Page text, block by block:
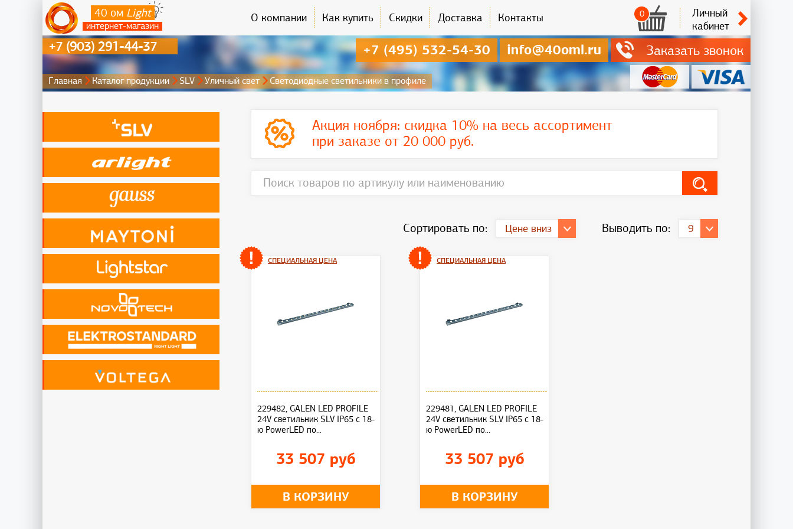
40 ом Light
интернет-магазин
О компании Как купить Скидки Доставка Контакты 0
Личный
кабинет
+7 (903) 291-44-37 +7 (495) 532-54-30 info@40oml.ru Заказать звонок
Главная Каталог продукции SLV Уличный свет Светодиодные светильники в профиле
Акция ноября: скидка 10% на весь ассортимент
при заказе от 20 000 руб.
Сортировать по: Цене вниз Выводить по: 9
СПЕЦИАЛЬНАЯ ЦЕНА
229482, GALEN LED PROFILE
24V светильник SLV IP65 с 18-
ю PowerLED по...
33 507 руб
В КОРЗИНУ
СПЕЦИАЛЬНАЯ ЦЕНА
229481, GALEN LED PROFILE
24V светильник SLV IP65 с 18-
ю PowerLED по...
33 507 руб
В КОРЗИНУ